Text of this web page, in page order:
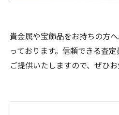
貴金属や宝飾品をお持ちの方
っております。信頼できる査
ご提供いたしますので、ぜひ